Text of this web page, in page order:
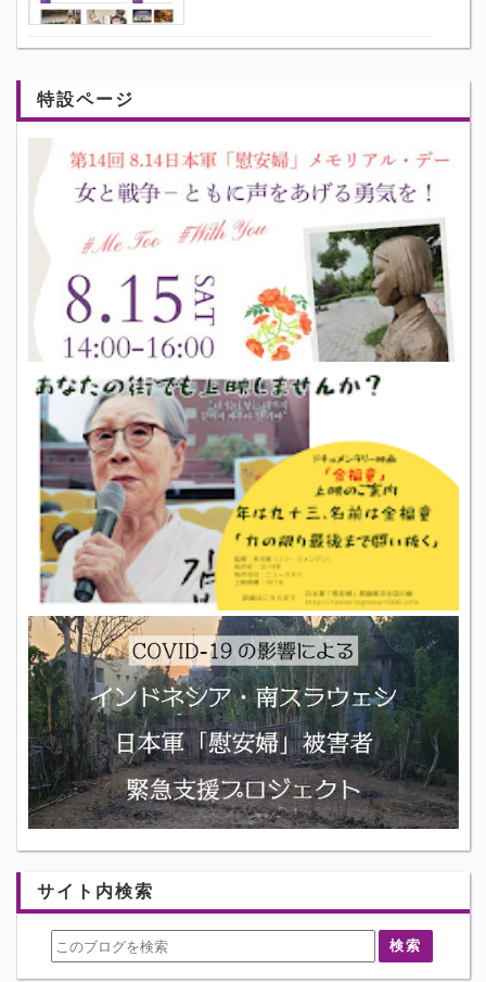
特設ページ
サイト内検索